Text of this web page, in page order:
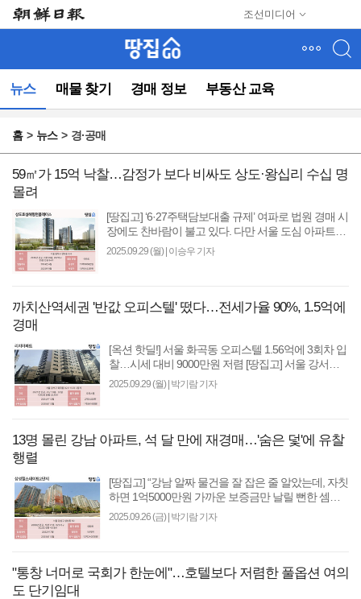
조선미디어
뉴스 매물 찾기 경매 정보 부동산 교육
뉴
(컨
영
홈 뉴스 경·공매
59㎡가 15억 낙찰…감정가 보다 비싸도 상도·왕십리 수십 명
몰려
[땅집고] ‘6·27주택담보대출 규제’ 여파로 법원 경매 시
장에도 찬바람이 불고 있다. 다만 서울 도심 아파트에
는 여전히 응찰자가 20~30명씩 몰리고 감정가의
100%를 넘..
2025.09.29 (월)| 이승우 기자
까치산역세권 '반값 오피스텔' 떴다…전세가율 90%, 1.5억에
경매
[옥션 핫딜!] 서울 화곡동 오피스텔 1.56억에 3회차 입
찰…시세 대비 9000만원 저렴 [땅집고] 서울 강서구
화곡동에서 11평짜리 신축 오피스텔이 1억5600만원
에 경매로 나왔..
2025.09.29 (월)| 박기람 기자
13명 몰린 강남 아파트, 석 달 만에 재경매…'숨은 덫'에 유찰
행렬
[땅집고] “강남 알짜 물건을 잘 잡은 줄 알았는데, 자칫
하면 1억5000만원 가까운 보증금만 날릴 뻔한 셈이
지요.” 지난 5월 서울중앙지법 경매에서 서울 강남의
2025.09.26 (금)| 박기람 기자
"통창 너머로 국회가 한눈에"…호텔보다 저렴한 풀옵션 여의
도 단기임대